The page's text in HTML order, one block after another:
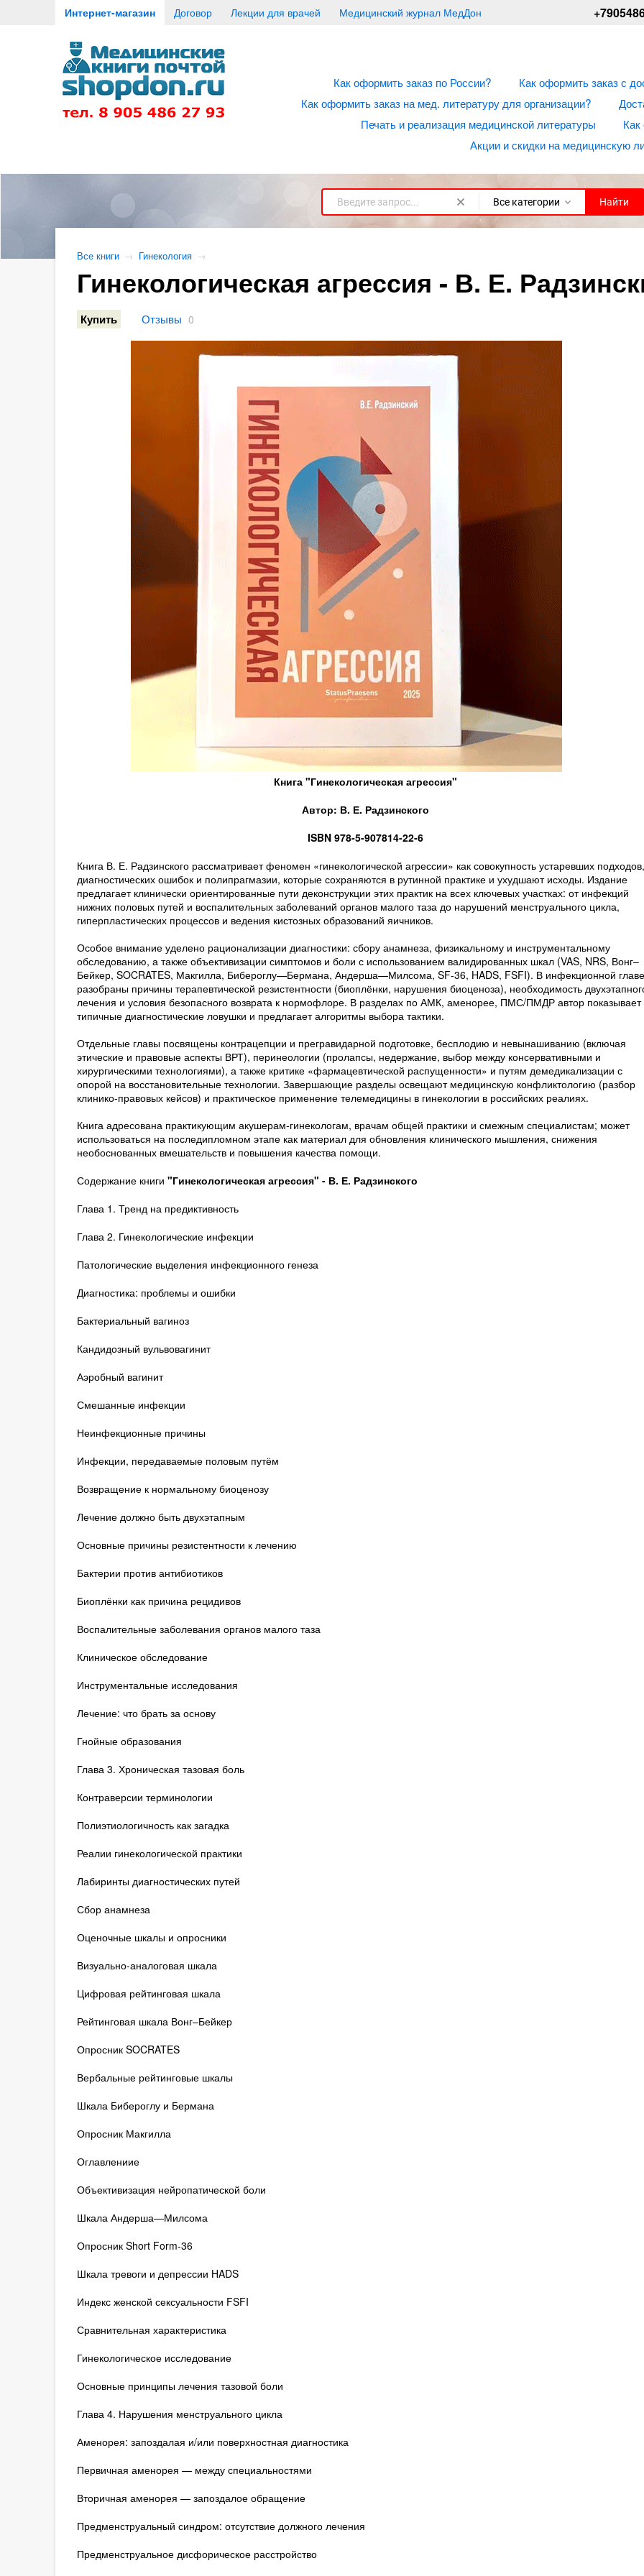
Интернет-магазин Договор Лекции для врачей Медицинский журнал МедДон
Как оформить заказ по России?
Как оформить заказ с
Как оформить заказ на мед. литературу для организации?
Печать и реализация медицинской литературы
Как
Акции и скидки на медицинскую
Все категории Найти
Все книги → Гинекология →
Гинекологическая агрессия - В. Е.
Купить Отзывы 0
Книга "Гинекологическая агрессия"
Автор: В. Е. Радзинского
ISBN 978-5-907814-22-6
Книга В. Е. Радзинского рассматривает феномен «гинекологической агрессии» как совокупность устаревших подходов,
диагностических ошибок и полипрагмазии, которые сохраняются в рутинной практике и ухудшают исходы. Издание
предлагает клинически ориентированные пути деконструкции этих практик на всех ключевых участках: от инфекций
нижних половых путей и воспалительных заболеваний органов малого таза до нарушений менструального цикла,
гиперпластических процессов и ведения кистозных образований яичников.
Особое внимание уделено рационализации диагностики: сбору анамнеза, физикальному и инструментальному
обследованию, а также объективизации симптомов и боли с использованием валидированных шкал (VAS, NRS, Вонг–
Бейкер, SOCRATES, Макгилла, Бибероглу—Бермана, Андерша—Милсома, SF-36, HADS, FSFI). В инфекционной главе
разобраны причины терапевтической резистентности (биоплёнки, нарушения биоценоза), необходимость
лечения и условия безопасного возврата к нормофлоре. В разделах по АМК, аменорее, ПМС/ПМДР автор показывает
типичные диагностические ловушки и предлагает алгоритмы выбора тактики.
Отдельные главы посвящены контрацепции и прегравидарной подготовке, бесплодию и невынашиванию (включая
этические и правовые аспекты ВРТ), перинеологии (пролапсы, недержание, выбор между консервативными и
хирургическими технологиями), а также критике «фармацевтической распущенности» и путям демедикализации с
опорой на восстановительные технологии. Завершающие разделы освещают медицинскую конфликтологию (разбор
клинико-правовых кейсов) и практическое применение телемедицины в гинекологии в российских реалиях.
Книга адресована практикующим акушерам-гинекологам, врачам общей практики и смежным специалистам; может
использоваться на последипломном этапе как материал для обновления клинического мышления, снижения
необоснованных вмешательств и повышения качества помощи.
Содержание книги "Гинекологическая агрессия" - В. Е. Радзинского
Глава 1. Тренд на предиктивность
Глава 2. Гинекологические инфекции
Патологические выделения инфекционного генеза
Диагностика: проблемы и ошибки
Бактериальный вагиноз
Кандидозный вульвовагинит
Аэробный вагинит
Смешанные инфекции
Неинфекционные причины
Инфекции, передаваемые половым путём
Возвращение к нормальному биоценозу
Лечение должно быть двухэтапным
Основные причины резистентности к лечению
Бактерии против антибиотиков
Биоплёнки как причина рецидивов
Воспалительные заболевания органов малого таза
Клиническое обследование
Инструментальные исследования
Лечение: что брать за основу
Гнойные образования
Глава 3. Хроническая тазовая боль
Контраверсии терминологии
Полиэтиологичность как загадка
Реалии гинекологической практики
Лабиринты диагностических путей
Сбор анамнеза
Оценочные шкалы и опросники
Визуально-аналоговая шкала
Цифровая рейтинговая шкала
Рейтинговая шкала Вонг–Бейкер
Опросник SOCRATES
Вербальные рейтинговые шкалы
Шкала Бибероглу и Бермана
Опросник Макгилла
Оглавлениие
Объективизация нейропатической боли
Шкала Андерша—Милсома
Опросник Short Form-36
Шкала тревоги и депрессии HADS
Индекс женской сексуальности FSFI
Сравнительная характеристика
Гинекологическое исследование
Основные принципы лечения тазовой боли
Глава 4. Нарушения менструального цикла
Аменорея: запоздалая и/или поверхностная диагностика
Первичная аменорея — между специальностями
Вторичная аменорея — запоздалое обращение
Предменструальный синдром: отсутствие должного лечения
Предменструальное дисфорическое расстройство